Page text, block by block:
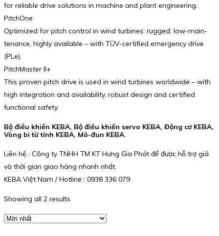
for reliable drive solutions in machine and plant engineering.
PitchOne
Optimized for pitch control in wind turbines: rugged, low-main­
ten­ance, highly available – with TÜV-certified emergency drive
(PLe).
PitchMaster II+
This proven pitch drive is used in wind turbines world­wide – with
high integration and availa­bility, robust design and certified
functional safety.
Bộ điều khiển KEBA, Bộ điều khiển servo KEBA, Động cơ KEBA,
Vòng bi từ tính KEBA, Mô-đun KEBA.
Liên hệ : Công ty TNHH TM KT Hưng Gia Phát để được hỗ trợ giá
và thời gian giao hàng nhanh nhất.
KEBA Việt Nam / Hotline : 0938 336 079
Showing all 2 results